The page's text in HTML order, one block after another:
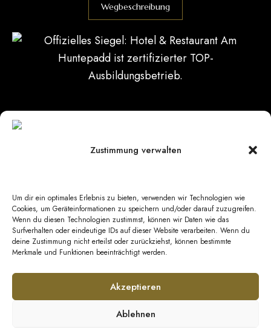
Zustimmung verwalten
Um dir ein optimales Erlebnis zu bieten, verwenden wir Technologien wie
Cookies, um Geräteinformationen zu speichern und/oder darauf zuzugreifen.
Wenn du diesen Technologien zustimmst, können wir Daten wie das
Surfverhalten oder eindeutige IDs auf dieser Website verarbeiten. Wenn du
deine Zustimmung nicht erteilst oder zurückziehst, können bestimmte
Merkmale und Funktionen beeinträchtigt werden.
Akzeptieren
Ablehnen
Wegbeschreibung
AGB Hotel| AGB Veranstaltungen|AGB
Catering
© Copyright 2026 GeestEvents UG & Co. KG